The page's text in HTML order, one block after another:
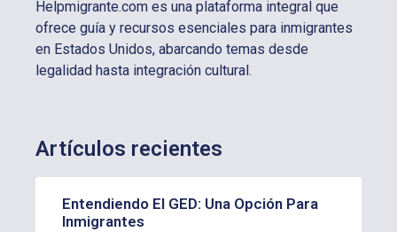
Helpmigrante.com es una plataforma integral que
ofrece guía y recursos esenciales para inmigrantes
en Estados Unidos, abarcando temas desde
legalidad hasta integración cultural.
Artículos recientes
Entendiendo El GED: Una Opción Para
Inmigrantes